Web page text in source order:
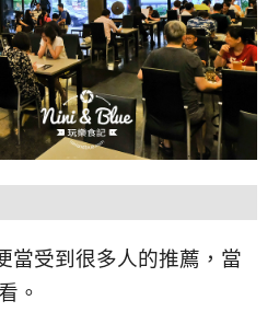
當受到很多人的推薦，當
。